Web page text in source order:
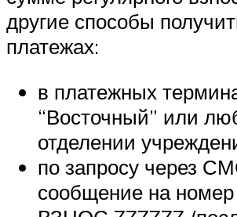
другие способы
платежах:
в платежных
“Восточный” или
отделении
по запросу через
сообщение на